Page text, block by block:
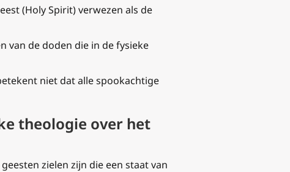
(Holy Spirit) verwezen als de
van de doden die in de fysieke
niet dat alle spookachtige
theologie over het
zielen zijn die een staat van